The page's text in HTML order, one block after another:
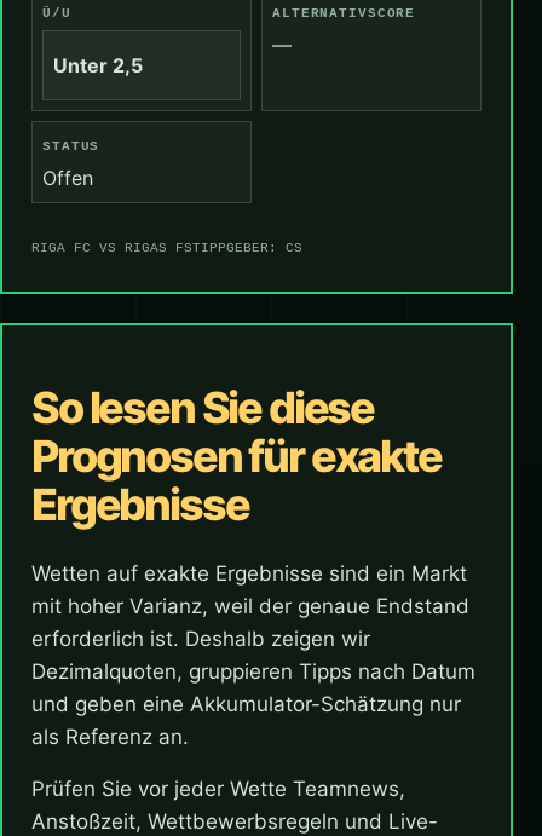
Ü/U
Unter 2,5
ALTERNATIVSCORE
—
STATUS
Offen
RIGA FC VS RIGAS FSTIPPGEBER: CS
So lesen Sie diese
Prognosen für exakte
Ergebnisse
Wetten auf exakte Ergebnisse sind ein Markt
mit hoher Varianz, weil der genaue Endstand
erforderlich ist. Deshalb zeigen wir
Dezimalquoten, gruppieren Tipps nach Datum
und geben eine Akkumulator-Schätzung nur
als Referenz an.
Prüfen Sie vor jeder Wette Teamnews,
Anstoßzeit, Wettbewerbsregeln und Live-